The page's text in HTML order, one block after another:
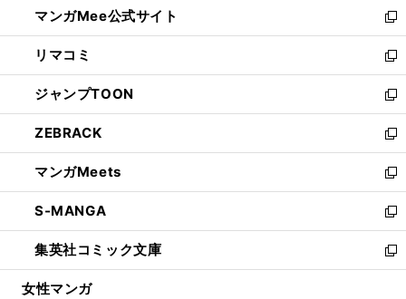
く
ド
ウ
で
開
く
ィ
ン
ド
ウ
で
開
く
い
ウ
ィ
ン
ド
ウ
で
開
く
マンガMee公式サイト
新
し
い
ウ
ィ
ン
ド
ウ
で
開
く
リマコミ
新
し
い
ウ
ィ
ン
ド
ウ
で
開
く
ジャンプTOON
新
し
い
ウ
ィ
ン
ド
ウ
で
開
ZEBRACK
新
し
い
ウ
ィ
ン
ド
ウ
マンガMeets
新
し
い
ウ
ィ
ン
S-MANGA
新
し
い
ウ
集英社コミック文庫
新
し
女性マンガ